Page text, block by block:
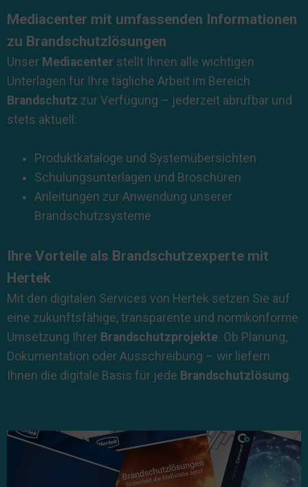
Mediacenter mit umfassenden Informationen
zu Brandschutzlösungen
Unser Mediacenter stellt Ihnen alle wichtigen
Unterlagen für Ihre tägliche Arbeit im Bereich
Brandschutz zur Verfügung – jederzeit abrufbar und
stets aktuell:
Produktkataloge und Systemübersichten
Schulungsunterlagen und Broschüren
Anleitungen zur Anwendung unserer
Brandschutzsysteme
Ihre Vorteile als Brandschutzexperte mit
Hertek
Mit den digitalen Services von Hertek setzen Sie auf
eine zukunftsfähige, transparente und normkonforme
Umsetzung Ihrer Brandschutzprojekte. Ob Planung,
Dokumentation oder Ausschreibung – wir liefern
Ihnen die digitale Basis für jede Brandschutzlösung.